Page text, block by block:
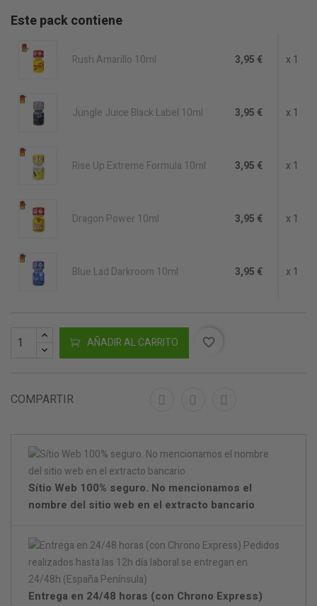
Este pack contiene
Rush Amarillo 10ml 3,95 € x 1
Jungle Juice Black Label 10ml 3,95 € x 1
Rise Up Extreme Formula 10ml 3,95 € x 1
Dragon Power 10ml 3,95 € x 1
Blue Lad Darkroom 10ml 3,95 € x 1
AÑADIR AL CARRITO favorite_border
COMPARTIR
Sítio Web 100% seguro. No mencionamos el
nombre del sitio web en el extracto bancario
Entrega en 24/48 horas (con Chrono Express)